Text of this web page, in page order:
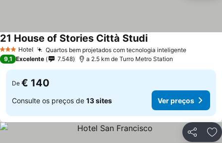
3 EstrelasHotel Quartos bem projetados com tecnologia inteligente
21 House of Stories Città Studi
9,1 Excelente 7.548 a 2.5 km de Turro Metro Station
De € 140
Consulte os preços de 13 sites Ver preços
Partilhar